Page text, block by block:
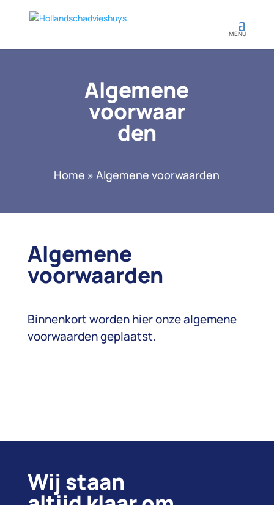
Algemene
voorwaar
den
Home »Algemene voorwaarden
Algemene
voorwaarden
Binnenkort worden hier onze algemene
voorwaarden geplaatst.
Wij staan